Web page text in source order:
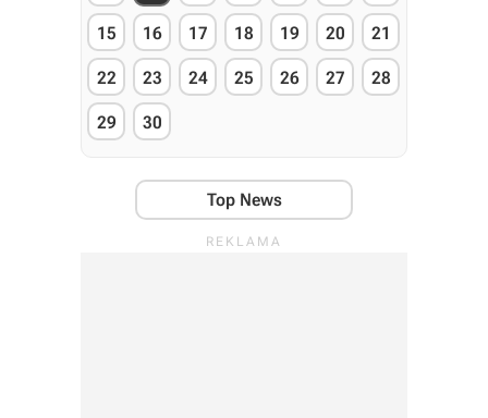
15 16 17 18 19 20 21
22 23 24 25 26 27 28
29 30
Top News